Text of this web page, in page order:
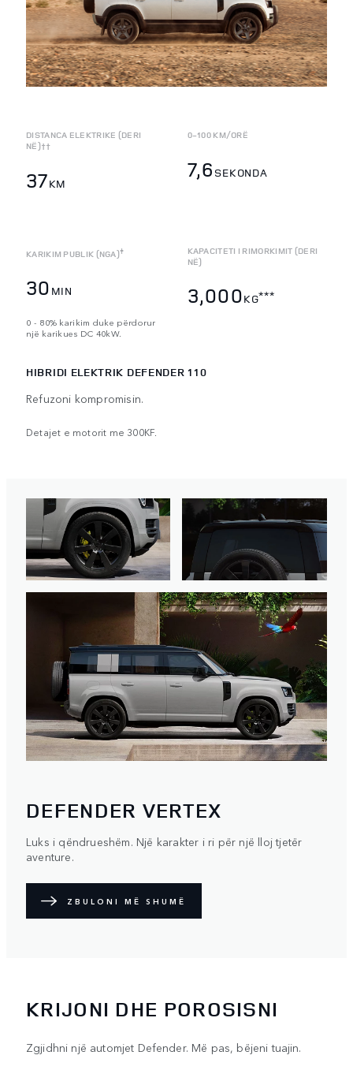
DISTANCA ELEKTRIKE (DERI
NË)††
37KM
0-100 KM/ORË
7,6 SEKONDA
KARIKIM PUBLIK (NGA)‡
30 MIN
0 - 80% karikim duke përdorur
një karikues DC 40kW.
KAPACITETI I RIMORKIMIT (DERI
NË)
3,000KG***
HIBRIDI ELEKTRIK DEFENDER 110
Refuzoni kompromisin.
Detajet e motorit me 300KF.
DEFENDER VERTEX
Luks i qëndrueshëm. Një karakter i ri për një lloj tjetër
aventure.
ZBULONI MË SHUMË
KRIJONI DHE POROSISNI
Zgjidhni një automjet Defender. Më pas, bëjeni tuajin.